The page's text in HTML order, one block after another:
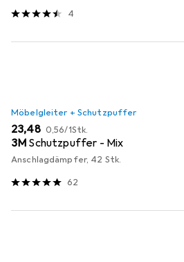
4
Möbelgleiter + Schutzpuffer
EUR
23,48 EUR
0,56/1Stk.
3M Schutzpuffer - Mix
Anschlagdämpfer, 42 Stk.
62